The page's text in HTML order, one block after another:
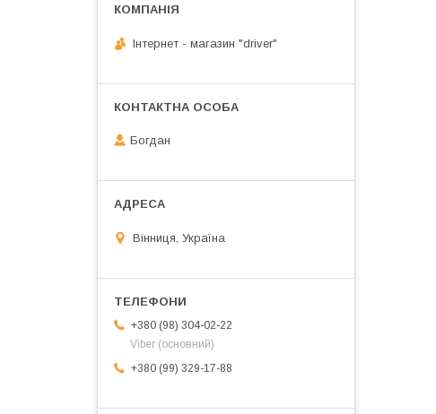
Інтернет - магазин "driver"
Богдан
Вінниця, Україна
+380 (98) 304-02-22
Viber (основний)
+380 (99) 329-17-88